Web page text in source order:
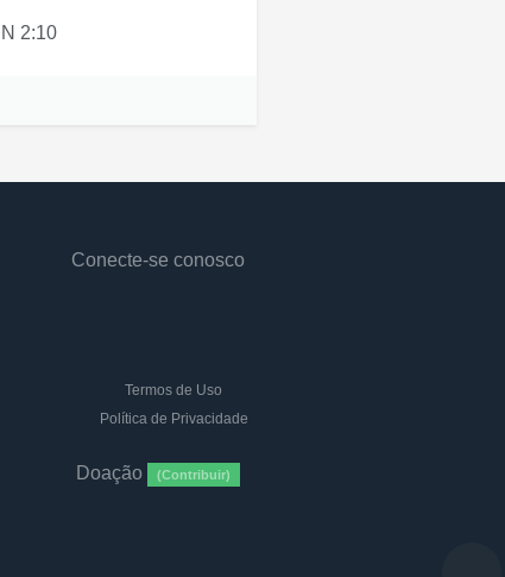
2:10
Conecte-se conosco
Termos de Uso
Política de Privacidade
Doação (Contribuir)